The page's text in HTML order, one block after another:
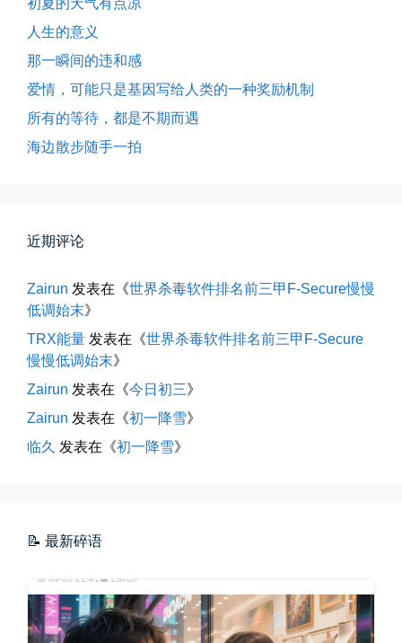
初夏的天气有点凉
人生的意义
那一瞬间的违和感
爱情，可能只是基因写给人类的一种奖励机制
所有的等待，都是不期而遇
海边散步随手一拍
近期评论
Zairun 发表在《世界杀毒软件排名前三甲F-Secure慢慢
低调始末》
TRX能量 发表在《世界杀毒软件排名前三甲F-Secure
慢慢低调始末》
Zairun 发表在《今日初三》
Zairun 发表在《初一降雪》
临久 发表在《初一降雪》
📝 最新碎语
📅 05-04 12:35👤 Zairun
📅 04-30 21:41👤 Zairun